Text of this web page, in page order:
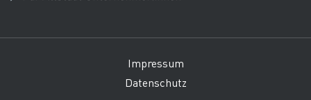
Impressum
Datenschutz